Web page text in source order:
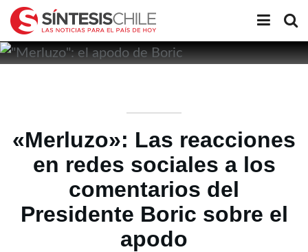
«Merluzo»: Las reacciones
en redes sociales a los
comentarios del
Presidente Boric sobre el
apodo